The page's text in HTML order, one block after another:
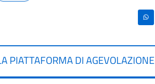
PIATTAFORMA DI AGEVOLAZIONE